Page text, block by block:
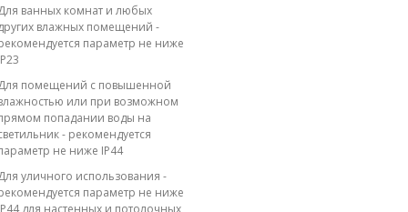
ванных комнат и любых
влажных помещений -
параметр не ниже
помещений с повышенной
или при возможном
попадании воды на
- рекомендуется
не ниже IP44
уличного использования -
параметр не ниже
для настенных и потолочных